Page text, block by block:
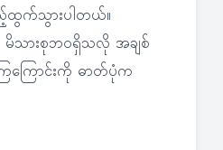
ထွက်သွားပါတယ်။
သားစုဘဝရှိသလို အချစ်
ကြကြောင်းကို ဓာတ်ပုံက